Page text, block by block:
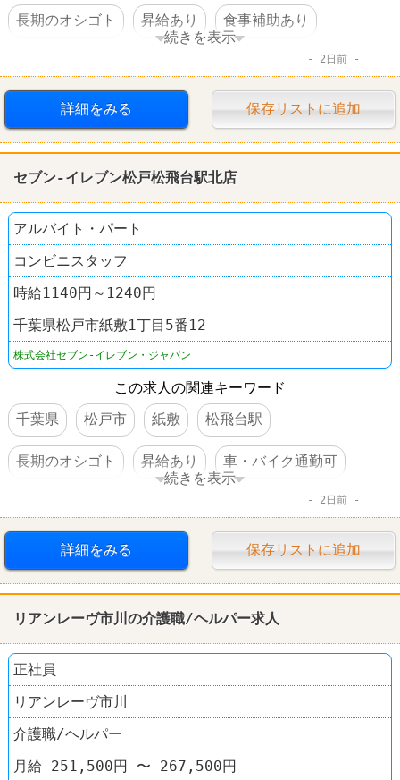
長期のオシゴト 昇給あり 食事補助あり
コンビニ
セブンイレブン
続きを表示
2日前
詳細をみる 保存リストに追加
セブン-イレブン松戸松飛台駅北店
アルバイト・パート
コンビニスタッフ
時給1140円～1240円
千葉県松戸市紙敷1丁目5番12
株式会社セブン-イレブン・ジャパン
この求人の関連キーワード
千葉県
松戸市 紙敷 松飛台駅
長期のオシゴト 昇給あり 車・バイク通勤可
続きを表示
2日前
詳細をみる 保存リストに追加
リアンレーヴ市川の介護職/ヘルパー求人
正社員
リアンレーヴ市川
介護職/ヘルパー
月給 251,500円 〜 267,500円